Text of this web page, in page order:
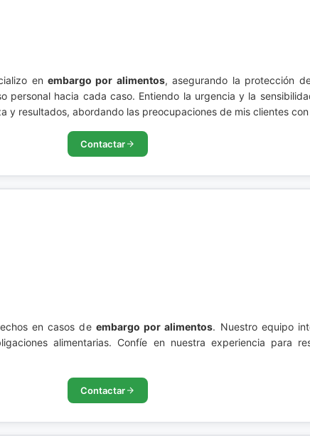
en embargo por alimentos, asegurando la protección
personal hacia cada caso. Entiendo la urgencia y la
resultados, abordando las preocupaciones de mis clientes
Contactar
en casos de embargo por alimentos. Nuestro equipo
alimentarias. Confíe en nuestra experiencia para
Contactar